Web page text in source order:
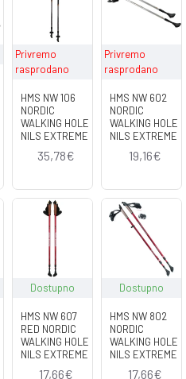
Privremo
rasprodano
HMS NW 106
NORDIC
WALKING HOLE
NILS EXTREME
35,78€
Privremo
rasprodano
HMS NW 602
NORDIC
WALKING HOLE
NILS EXTREME
19,16€
Dostupno
HMS NW 607
RED NORDIC
WALKING HOLE
NILS EXTREME
17,66€
Dostupno
HMS NW 802
NORDIC
WALKING HOLE
NILS EXTREME
17,66€